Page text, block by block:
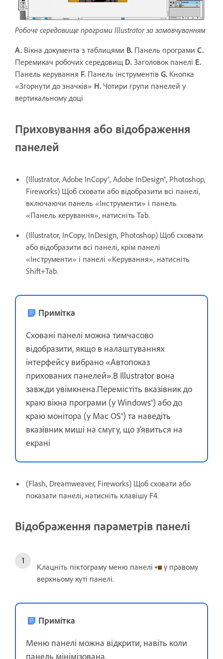
Робоче середовище програми Illustrator за замовчуванням
A. Вікна документа з таблицями B. Панель програми C.
Перемикач робочих середовищ D. Заголовок панелі E.
Панель керування F. Панель інструментів G. Кнопка
«Згорнути до значків» H. Чотири групи панелей у
вертикальному доці
Приховування або відображення
панелей
(Illustrator, Adobe InCopy®, Adobe InDesign®, Photoshop,
Fireworks) Щоб сховати або відобразити всі панелі,
включаючи панель «Інструменти» і панель
«Панель керування», натисніть Tab.
(Illustrator, InCopy, InDesign, Photoshop) Щоб сховати
або відобразити всі панелі, крім панелі
«Інструменти» і панелі «Керування», натисніть
Shift+Tab.
Примітка
Сховані панелі можна тимчасово
відобразити, якщо в налаштуваннях
інтерфейсу вибрано «Автопоказ
прихованих панелей».В Illustrator вона
завжди увімкнена.Перемістіть вказівник до
краю вікна програми (у Windows®) або до
краю монітора (у Mac OS®) та наведіть
вказівник миші на смугу, що з’явиться на
екрані
(Flash, Dreamweaver, Fireworks) Щоб сховати або
показати панелі, натисніть клавішу F4.
Відображення параметрів панелі
Клацніть піктограму меню панелі
у правому
верхньому куті панелі.
Примітка
Меню панелі можна відкрити, навіть коли
панель мінімізована.